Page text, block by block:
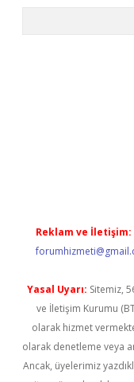
Reklam ve İletişim:
Yasal Uyarı: Sitemiz,
ve İletişim Kurumu
olarak hizmet
olarak denetleme veya
Ancak, üyelerimiz